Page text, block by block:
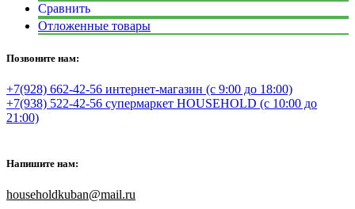
Сравнить
Отложенные товары
Позвоните нам:
+7(928) 662-42-56 интернет-магазин (с 9:00 до 18:00)
+7(938) 522-42-56 супермаркет HOUSEHOLD (с 10:00 до
21:00)
Напишите нам:
householdkuban@mail.ru